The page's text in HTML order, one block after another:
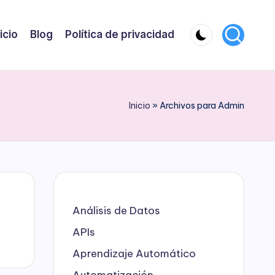
Blog Política de privacidad
Inicio »Archivos para Admin
Análisis de Datos
APIs
Aprendizaje Automático